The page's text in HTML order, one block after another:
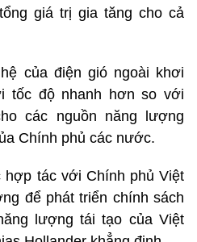
giá trị gia tăng cho cả
của điện gió ngoài khơi
tốc độ nhanh hơn so với
các nguồn năng lượng
Chính phủ các nước.
hợp tác với Chính phủ Việt
để phát triển chính sách
lượng tái tạo của Việt